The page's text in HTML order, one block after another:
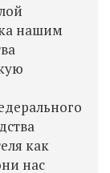
нашим
как
нас